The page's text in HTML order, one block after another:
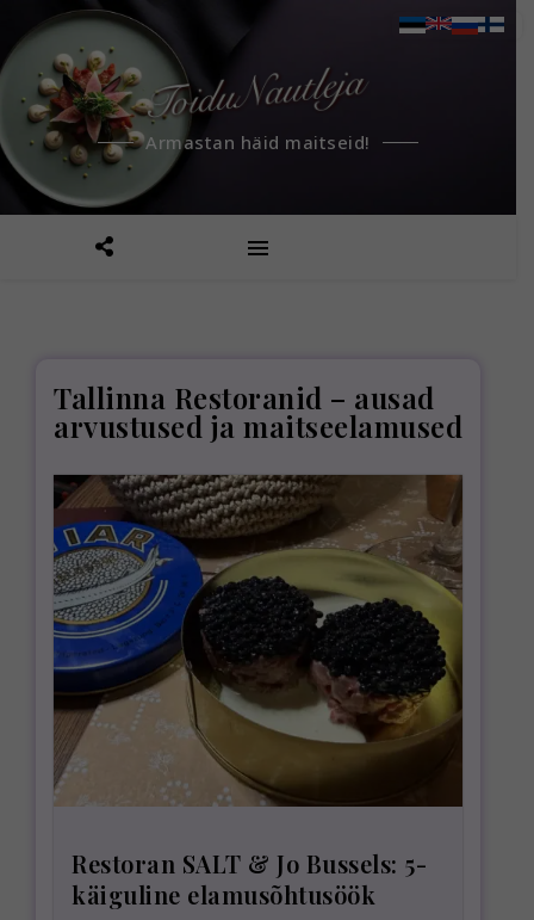
Armastan häid maitseid!
Tallinna Restoranid – ausad
arvustused ja maitseelamused
Restoran SALT & Jo Bussels: 5-
käiguline elamusõhtusöök